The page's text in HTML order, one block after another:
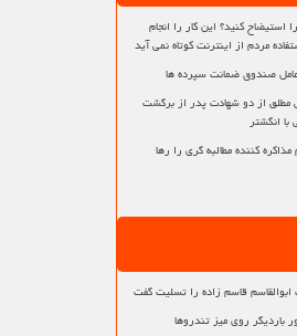
استیضاح کنید؟ این کار را انجام
مردم از اینترنت کوتاه نمی آید
صندوق ضمانت سپرده ها
از دو شهادت پدر از برگشت
انگشتر
کننده مطالبه گری را رها
قاسم زاده را تسلیت گفت
باردیگر روی میز تندروها